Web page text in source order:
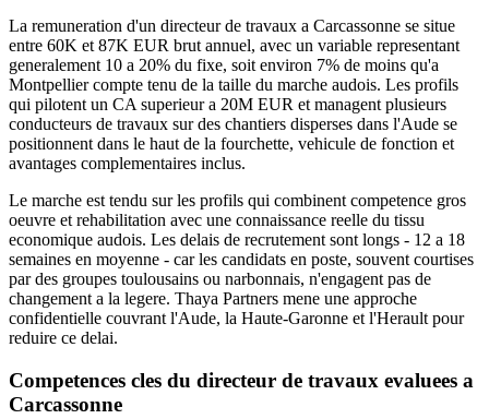
La remuneration d'un directeur de travaux a Carcassonne se situe
entre 60K et 87K EUR brut annuel, avec un variable representant
generalement 10 a 20% du fixe, soit environ 7% de moins qu'a
Montpellier compte tenu de la taille du marche audois. Les profils
qui pilotent un CA superieur a 20M EUR et managent plusieurs
conducteurs de travaux sur des chantiers disperses dans l'Aude se
positionnent dans le haut de la fourchette, vehicule de fonction et
avantages complementaires inclus.
Le marche est tendu sur les profils qui combinent competence gros
oeuvre et rehabilitation avec une connaissance reelle du tissu
economique audois. Les delais de recrutement sont longs - 12 a 18
semaines en moyenne - car les candidats en poste, souvent courtises
par des groupes toulousains ou narbonnais, n'engagent pas de
changement a la legere. Thaya Partners mene une approche
confidentielle couvrant l'Aude, la Haute-Garonne et l'Herault pour
reduire ce delai.
Competences cles du directeur de travaux evaluees a
Carcassonne